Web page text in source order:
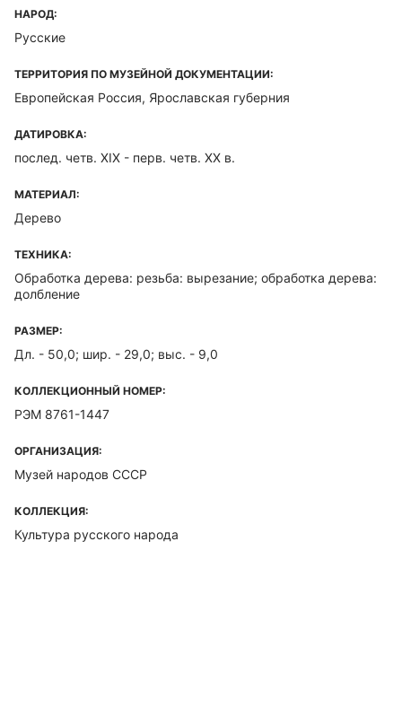
НАРОД:
Русские
ТЕРРИТОРИЯ ПО МУЗЕЙНОЙ ДОКУМЕНТАЦИИ:
Европейская Россия, Ярославская губерния
ДАТИРОВКА:
послед. четв. XIX - перв. четв. XX в.
МАТЕРИАЛ:
Дерево
ТЕХНИКА:
Обработка дерева: резьба: вырезание; обработка дерева:
долбление
РАЗМЕР:
Дл. - 50,0; шир. - 29,0; выс. - 9,0
КОЛЛЕКЦИОННЫЙ НОМЕР:
РЭМ 8761-1447
ОРГАНИЗАЦИЯ:
Музей народов СССР
КОЛЛЕКЦИЯ:
Культура русского народа